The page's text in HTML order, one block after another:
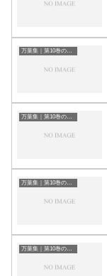
万葉集｜第10巻の和歌一覧
万葉集｜第10巻の和歌一覧
万葉集｜第10巻の和歌一覧
万葉集｜第10巻の和歌一覧